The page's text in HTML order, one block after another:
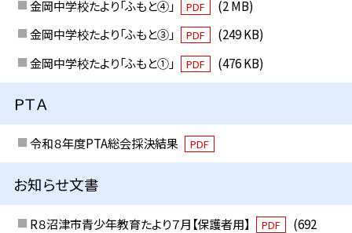
金岡中学校たより「ふもと④」 PDF
(2 MB)
金岡中学校たより「ふもと③」
PDF
(249 KB)
金岡中学校たより「ふもと①」
PDF (476 KB)
ＰＴＡ
令和８年度PTA総会採決結果 PDF
お知らせ文書
R８沼津市青少年教育たより７月【保護者用】 PDF
(692